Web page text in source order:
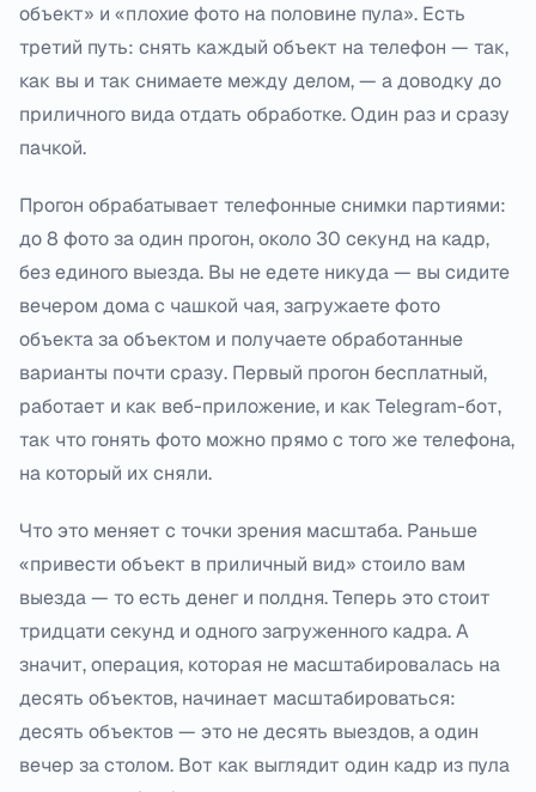
объект» и «плохие фото на половине пула». Есть
третий путь: снять каждый объект на телефон — так,
как вы и так снимаете между делом, — а доводку до
приличного вида отдать обработке. Один раз и сразу
пачкой.
Прогон обрабатывает телефонные снимки партиями:
до 8 фото за один прогон, около 30 секунд на кадр,
без единого выезда. Вы не едете никуда — вы сидите
вечером дома с чашкой чая, загружаете фото
объекта за объектом и получаете обработанные
варианты почти сразу. Первый прогон бесплатный,
работает и как веб-приложение, и как Telegram-бот,
так что гонять фото можно прямо с того же телефона,
на который их сняли.
Что это меняет с точки зрения масштаба. Раньше
«привести объект в приличный вид» стоило вам
выезда — то есть денег и полдня. Теперь это стоит
тридцати секунд и одного загруженного кадра. А
значит, операция, которая не масштабировалась на
десять объектов, начинает масштабироваться:
десять объектов — это не десять выездов, а один
вечер за столом. Вот как выглядит один кадр из пула